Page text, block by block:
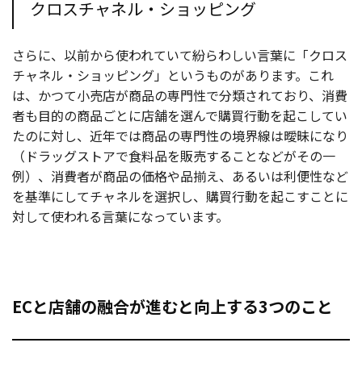
クロスチャネル・ショッピング
さらに、以前から使われていて紛らわしい言葉に「クロス
チャネル・ショッピング」というものがあります。これ
は、かつて小売店が商品の専門性で分類されており、消費
者も目的の商品ごとに店舗を選んで購買行動を起こしてい
たのに対し、近年では商品の専門性の境界線は曖昧になり
（ドラッグストアで食料品を販売することなどがその一
例）、消費者が商品の価格や品揃え、あるいは利便性など
を基準にしてチャネルを選択し、購買行動を起こすことに
対して使われる言葉になっています。
ECと店舗の融合が進むと向上する3つのこと